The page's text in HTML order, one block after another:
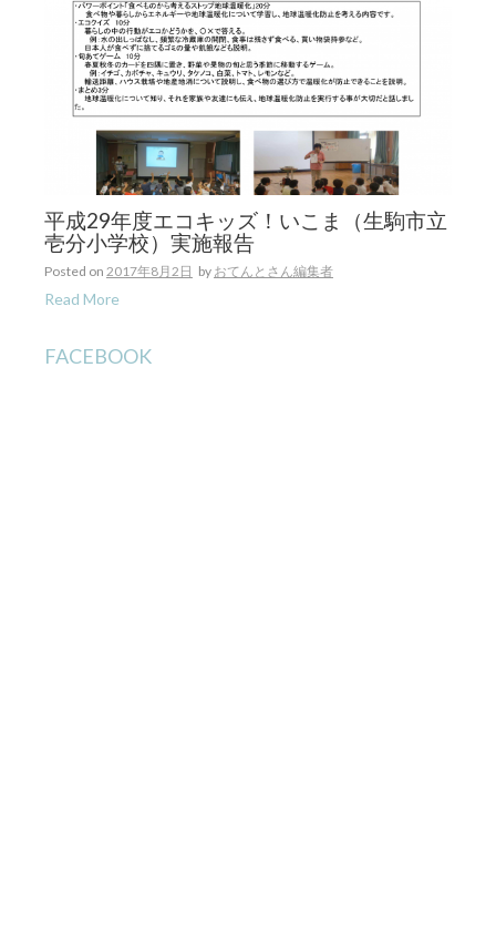
平成29年度エコキッズ！いこま（生駒市立
壱分小学校）実施報告
Posted on 2017年8月2日 by おてんとさん編集者
Read More
FACEBOOK